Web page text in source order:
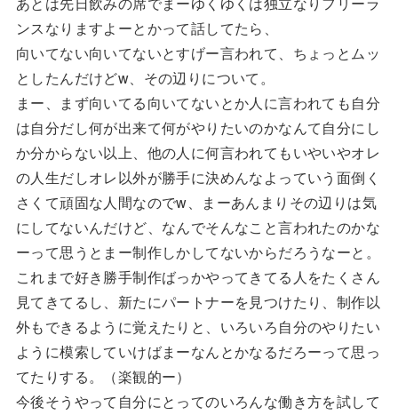
ンスなりますよーとかって話してたら、
向いてない向いてないとすげー言われて、ちょっとムッ
としたんだけどw、その辺りについて。
まー、まず向いてる向いてないとか人に言われても自分
は自分だし何が出来て何がやりたいのかなんて自分にし
か分からない以上、他の人に何言われてもいやいやオレ
の人生だしオレ以外が勝手に決めんなよっていう面倒く
さくて頑固な人間なのでw、まーあんまりその辺りは気
にしてないんだけど、なんでそんなこと言われたのかな
ーって思うとまー制作しかしてないからだろうなーと。
これまで好き勝手制作ばっかやってきてる人をたくさん
見てきてるし、新たにパートナーを見つけたり、制作以
外もできるように覚えたりと、いろいろ自分のやりたい
ように模索していけばまーなんとかなるだろーって思っ
てたりする。（楽観的ー）
今後そうやって自分にとってのいろんな働き方を試して